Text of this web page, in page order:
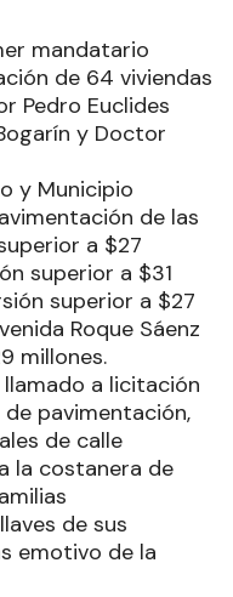
mandatario
de 64 viviendas
Pedro Euclides
y Doctor
y Municipio
de las
a $27
superior a $31
superior a $27
Roque Sáenz
millones.
a licitación
pavimentación,
de calle
la costanera de
de sus
emotivo de la